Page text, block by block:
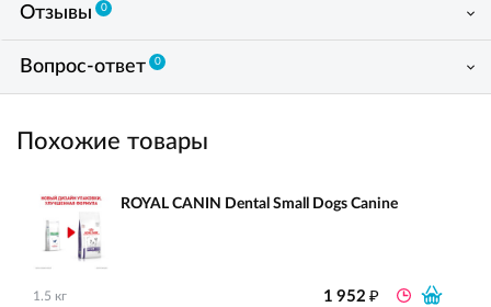
Отзывы 0
Вопрос-ответ 0
Похожие товары
ROYAL CANIN Dental Small Dogs Canine
1.5 кг 1 952₽